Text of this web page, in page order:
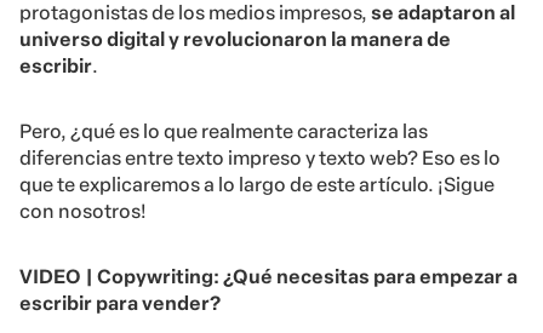
protagonistas de los medios impresos, se adaptaron al
universo digital y revolucionaron la manera de
escribir.
Pero, ¿qué es lo que realmente caracteriza las
diferencias entre texto impreso y texto web? Eso es lo
que te explicaremos a lo largo de este artículo. ¡Sigue
con nosotros!
VIDEO | Copywriting: ¿Qué necesitas para empezar a
escribir para vender?